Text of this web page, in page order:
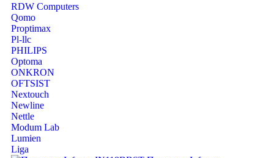
RDW Computers
Qomo
Proptimax
Pl-llc
PHILIPS
Optoma
ONKRON
OFTSIST
Nextouch
Newline
Nettle
Modum Lab
Lumien
Liga